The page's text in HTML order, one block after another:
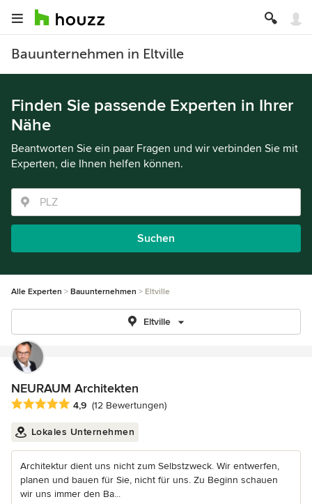
Bauunternehmen in Eltville
Finden Sie passende Experten in Ihrer
Nähe
Beantworten Sie ein paar Fragen und wir verbinden Sie mit
Experten, die Ihnen helfen können.
Suchen
Alle Experten Bauunternehmen Eltville
Eltville
NEURAUM Architekten
Durchschnittliche Bewertung: 4.9 von 5 Sternen
4,9 (12 Bewertungen)
Lokales Unternehmen
Architektur dient uns nicht zum Selbstzweck. Wir entwerfen,
planen und bauen für Sie, nicht für uns. Zu Beginn schauen
wir uns immer den Ba...